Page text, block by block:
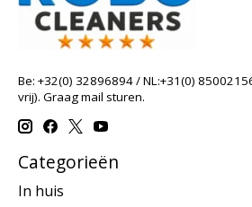
Be: +32(0) 32896894 / NL:+31(0)
vrij). Graag mail sturen.
Categorieën
In huis